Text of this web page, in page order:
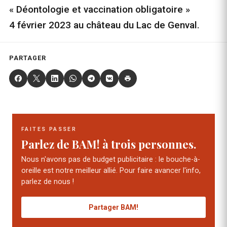
« Déontologie et vaccination obligatoire »
4 février 2023 au château du Lac de Genval.
PARTAGER
FAITES PASSER
Parlez de BAM! à trois personnes.
Nous n'avons pas de budget publicitaire : le bouche-à-
oreille est notre meilleur allié. Pour faire avancer l'info,
parlez de nous !
Partager BAM!